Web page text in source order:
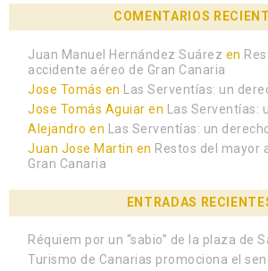
COMENTARIOS
Juan Manuel Hernández Suárez en
accidente aéreo de Gran Canaria
Jose Tomás en
Las Serventías: un
Jose Tomás Aguiar en
Las Serventías:
Alejandro en
Las Serventías: un
Juan Jose Martin en Restos del mayor
Gran Canaria
ENTRADAS
Réquiem por un “sabio” de la plaza de
Turismo de Canarias promociona el